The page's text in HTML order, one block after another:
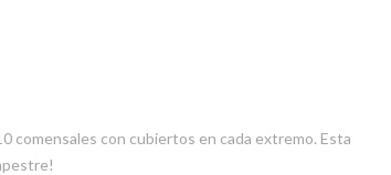
comensales con cubiertos en cada extremo. Esta